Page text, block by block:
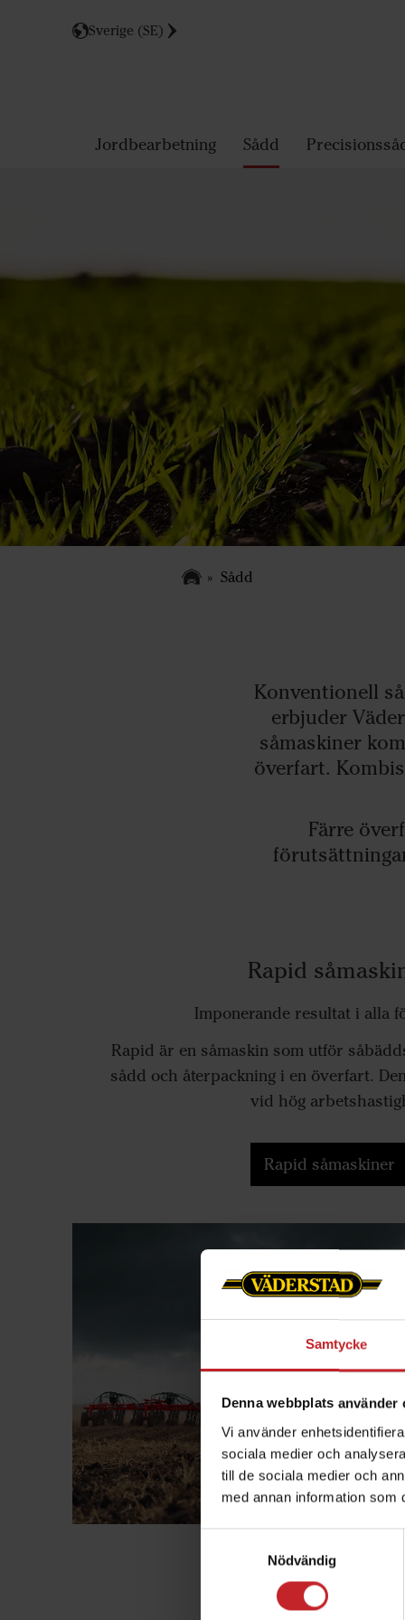
Samtycke
Denna webbplats använder
Vi använder
sociala medier och
till de sociala medier och
med annan information som
Nödvändig
Sverige (SE)
Jordbearbetning Sådd
Sådd
Konventionell
erbjuder
såmaskiner
överfart.
Färre
Rapid
Imponerande resultat i alla
Rapid är en såmaskin som utför
sådd och återpackning i en överfart.
vid hög
Rapid såmaskiner
Spirit
Hög precision - perfekt